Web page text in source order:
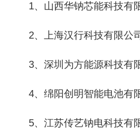
1、山西华钠芯能科技有
2、上海汉行科技有限公司
3、深圳为方能源科技有
4、绵阳创明智能电池有
5、江苏传艺钠电科技有